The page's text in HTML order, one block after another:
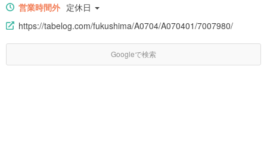
営業時間外 定休日
https://tabelog.com/fukushima/A0704/A070401/7007980/
Googleで検索